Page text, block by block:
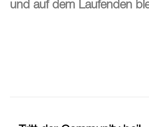
und auf dem Laufenden